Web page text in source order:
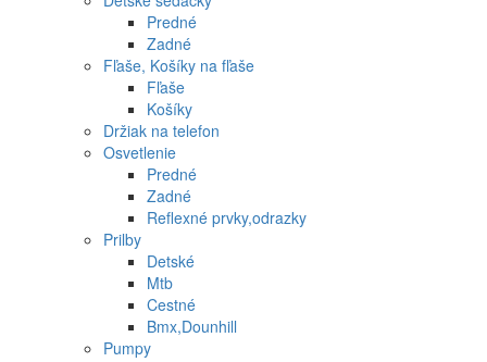
Predné
Zadné
Fľaše, Košíky na fľaše
Fľaše
Košíky
Držiak na telefon
Osvetlenie
Predné
Zadné
Reflexné prvky,odrazky
Prilby
Detské
Mtb
Cestné
Bmx,Dounhill
Pumpy